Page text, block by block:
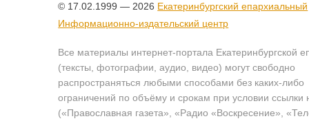
© 17.02.1999 — 2026 Екатеринбургский епархиальный
Информационно-издательский центр
Все материалы интернет-портала Екатеринбургской
(тексты, фотографии, аудио, видео) могут свободно
распространяться любыми способами без каких-либо
ограничений по объёму и срокам при условии ссылки
(«Православная газета», «Радио «Воскресение»,